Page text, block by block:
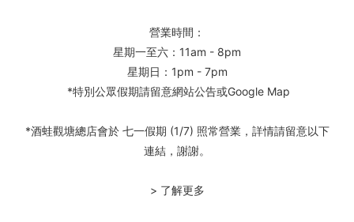
營業時間：
星期一至六：11am - 8pm
星期日：1pm - 7pm
*特別公眾假期請留意網站公告或Google Map
*酒蛙觀塘總店會於 七一假期 (1/7) 照常營業，詳情請留意以下
連結，謝謝。
> 了解更多